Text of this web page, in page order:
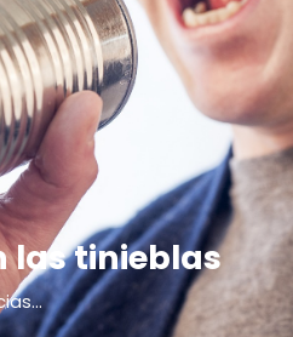
las tinieblas